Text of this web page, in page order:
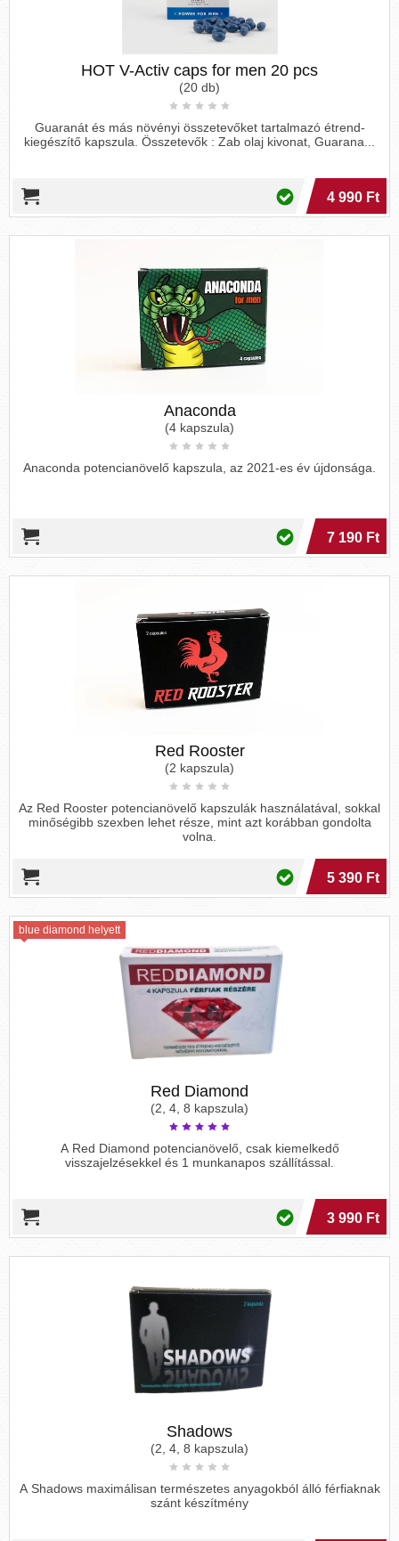
HOT V-Activ caps for men 20 pcs
(20 db)
Guaranát és más növényi összetevőket tartalmazó étrend-
kiegészítő kapszula. Összetevők : Zab olaj kivonat, Guarana...
4 990 Ft
Anaconda
(4 kapszula)
Anaconda potencianövelő kapszula, az 2021-es év újdonsága.
7 190 Ft
Red Rooster
(2 kapszula)
Az Red Rooster potencianövelő kapszulák használatával, sokkal
minőségibb szexben lehet része, mint azt korábban gondolta
volna.
5 390 Ft
blue diamond helyett
Red Diamond
(2, 4, 8 kapszula)
A Red Diamond potencianövelő, csak kiemelkedő
visszajelzésekkel és 1 munkanapos szállítással.
3 990 Ft
Shadows
(2, 4, 8 kapszula)
A Shadows maximálisan természetes anyagokból álló férfiaknak
szánt készítmény